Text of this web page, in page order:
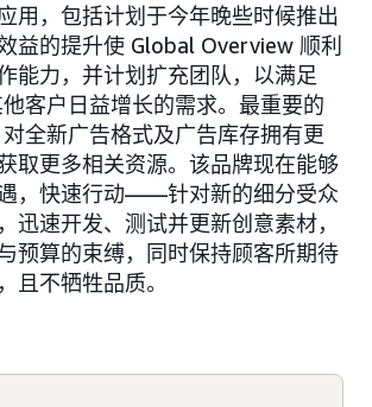
用，包括计划于今年晚些时候推出
益的提升使 Global Overview 顺利
能力，并计划扩充团队，以满足
客户日益增长的需求。最重要的
全新广告格式及广告库存拥有更
取更多相关资源。该品牌现在能够
，快速行动——针对新的细分受众
迅速开发、测试并更新创意素材，
预算的束缚，同时保持顾客所期待
且不牺牲品质。